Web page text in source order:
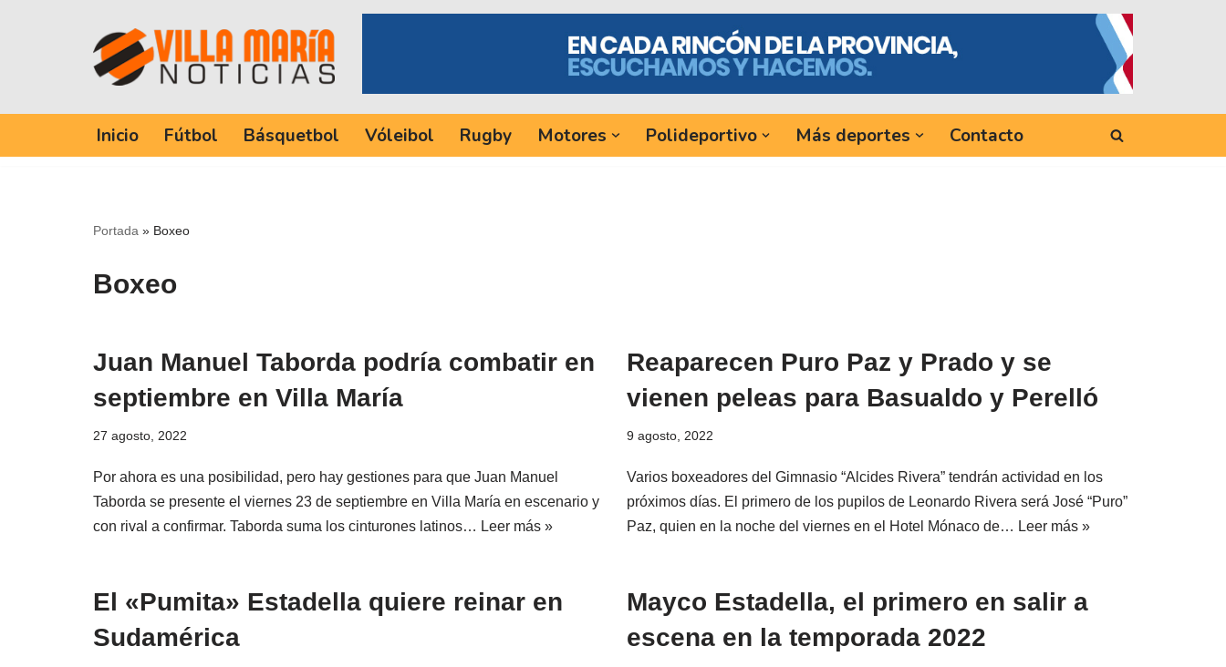
Inicio Fútbol Básquetbol Vóleibol Rugby Motores Polideportivo Más deportes Contacto
Portada » Boxeo
Boxeo
Juan Manuel Taborda podría combatir en
septiembre en Villa María
27 agosto, 2022
Por ahora es una posibilidad, pero hay gestiones para que Juan Manuel
Taborda se presente el viernes 23 de septiembre en Villa María en escenario y
con rival a confirmar. Taborda suma los cinturones latinos… Leer más »
Reaparecen Puro Paz y Prado y se
vienen peleas para Basualdo y Perelló
9 agosto, 2022
Varios boxeadores del Gimnasio “Alcides Rivera” tendrán actividad en los
próximos días. El primero de los pupilos de Leonardo Rivera será José “Puro”
Paz, quien en la noche del viernes en el Hotel Mónaco de… Leer más »
El «Pumita» Estadella quiere reinar en
Sudamérica
Mayco Estadella, el primero en salir a
escena en la temporada 2022